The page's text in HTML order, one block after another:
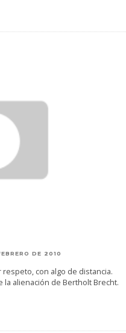
DE 2010
respeto, con algo de distancia.
la alienación de Bertholt Brecht.